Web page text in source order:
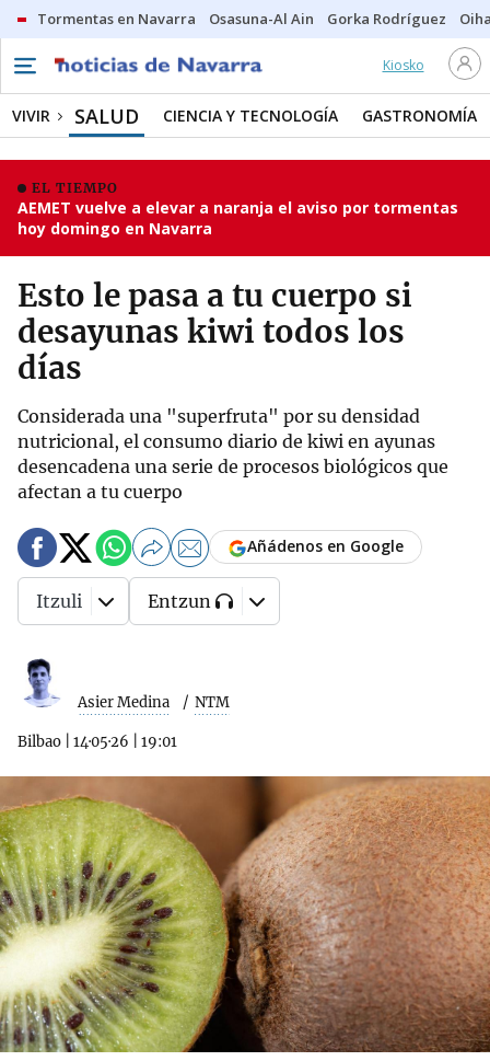
Tormentas en Navarra Osasuna-Al Ain Gorka Rodríguez
Kiosko
VIVIR SALUD CIENCIA Y TECNOLOGÍA GASTRONOMÍA
EL TIEMPO
AEMET vuelve a elevar a naranja el aviso por tormentas
hoy domingo en Navarra
Esto le pasa a tu cuerpo si
desayunas kiwi todos los
días
Considerada una "superfruta" por su densidad
nutricional, el consumo diario de kiwi en ayunas
desencadena una serie de procesos biológicos que
afectan a tu cuerpo
Asier Medina NTM
Bilbao 14·05·26 19:01
Añádenos en Google
Itzuli Entzun